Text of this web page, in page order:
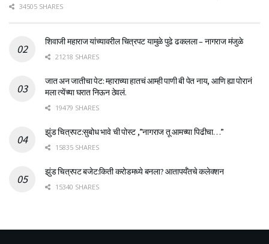
34505 SHARES
शिवाजी महाराज यांच्यावरील चित्रपट यामुळे पुढे ढकलला – नागराज मंजुळे
21218 SHARES
जात अन जातीचा पेट: म्हाराच्या हातचं आम्ही पाणी बी पेत नाय, आणि ह्या पोरानं
मला त्येंच्या घरात निऊन ठेवलं.
19479 SHARES
झुंड चित्रपट:सुबोध भावे ची पोस्ट ,”नागराज तू आमच्या पिढीचा…”
15835 SHARES
झुंड चित्रपट बजेट:किती करोडमध्ये बनला? आतापर्यँतचे कलेक्शन
15340 SHARES